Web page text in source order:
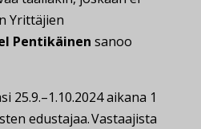
Yrittäjien
Pentikäinen sanoo
25.9.–1.10.2024 aikana 1
edustajaa. Vastaajista